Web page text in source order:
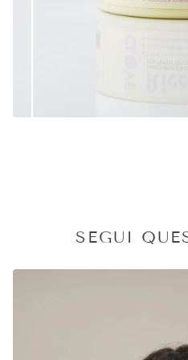
SEGUI